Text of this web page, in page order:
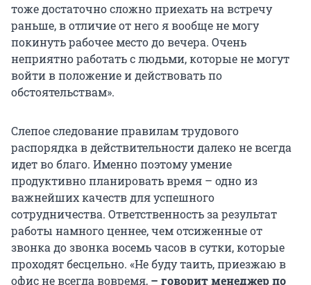
тоже достаточно сложно приехать на встречу
раньше, в отличие от него я вообще не могу
покинуть рабочее место до вечера. Очень
неприятно работать с людьми, которые не могут
войти в положение и действовать по
обстоятельствам».
Слепое следование правилам трудового
распорядка в действительности далеко не всегда
идет во благо. Именно поэтому умение
продуктивно планировать время – одно из
важнейших качеств для успешного
сотрудничества. Ответственность за результат
работы намного ценнее, чем отсиженные от
звонка до звонка восемь часов в сутки, которые
проходят бесцельно. «Не буду таить, приезжаю в
офис не всегда вовремя, – говорит менеджер по